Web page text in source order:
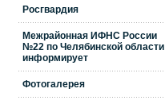
Росгвардия
Межрайонная ИФНС России
№22 по Челябинской области
информирует
Фотогалерея